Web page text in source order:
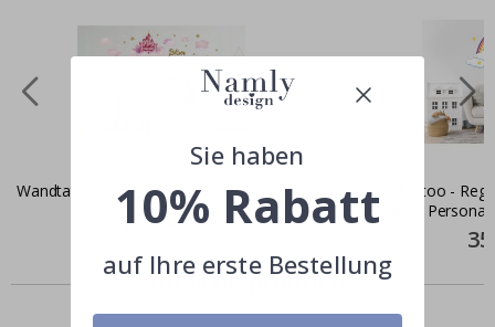
Wandtattoo - Prinzessin und Einhorn
Special
Price
29,00 €
Wandtattoo -
Wolken /
Ähnliche produkte
Sie haben
10% Rabatt
auf Ihre erste Bestellung